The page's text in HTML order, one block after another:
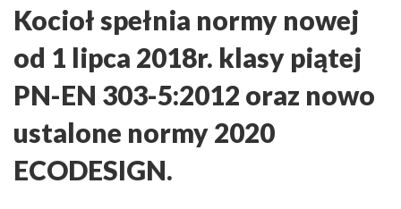
Kocioł spełnia normy nowej
od 1 lipca 2018r. klasy piątej
PN-EN 303-5:2012 oraz nowo
ustalone normy 2020
ECODESIGN.